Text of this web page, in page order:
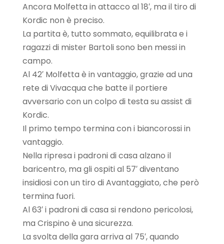
Ancora Molfetta in attacco al 18′, ma il tiro di
Kordic non è preciso.
La partita è, tutto sommato, equilibrata e i
ragazzi di mister Bartoli sono ben messi in
campo.
Al 42′ Molfetta è in vantaggio, grazie ad una
rete di Vivacqua che batte il portiere
avversario con un colpo di testa su assist di
Kordic.
Il primo tempo termina con i biancorossi in
vantaggio.
Nella ripresa i padroni di casa alzano il
baricentro, ma gli ospiti al 57′ diventano
insidiosi con un tiro di Avantaggiato, che però
termina fuori.
Al 63′ i padroni di casa si rendono pericolosi,
ma Crispino è una sicurezza.
La svolta della gara arriva al 75′, quando